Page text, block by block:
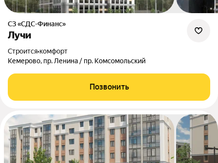
СЗ «СДС-Финанс»
Лучи
Строится•комфорт
Кемерово, пр. Ленина / пр. Комсомольский
Позвонить